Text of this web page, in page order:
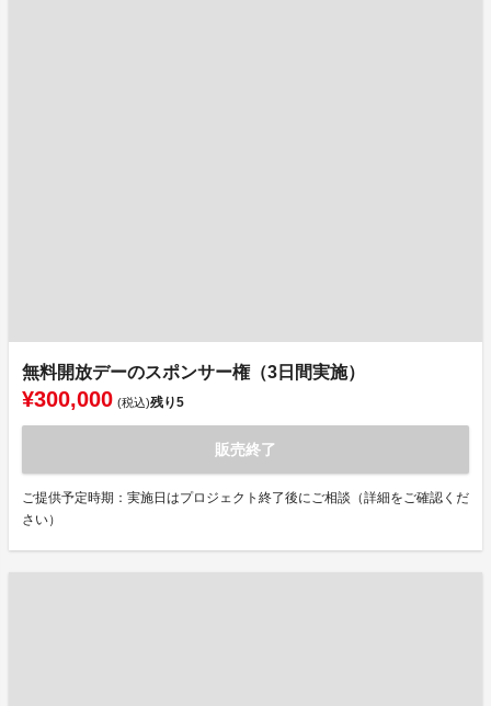
無料開放デーのスポンサー権（3日間実施）
¥300,000 (税込)残り5
販売終了
ご提供予定時期：実施日はプロジェクト終了後にご相談（詳細をご確認くだ
さい）